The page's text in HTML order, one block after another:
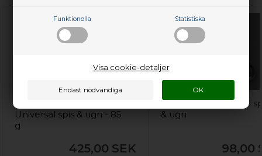
Funktionella Statistiska
Visa cookie-detaljer
Universal spis & ugn - 85
g
425,00 SEK
Hällskrapa, universal
& ugn
98,00